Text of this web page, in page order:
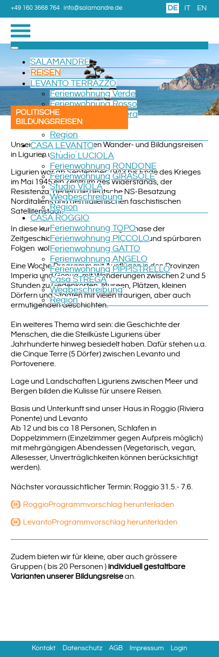
+49 160 3668 764 info@salamandre.de DE IT EN
SALAMANDRE
REISEN
LEVANTO TERRAZZO
Ferienwohnung Verde
Ferienwohnung Rosso
Ferienzimmer Camera
Wegbeschreibung
Region
CASA LEVANTO
Studio LUCIOLA
Ferienwohnung RONDONE
Ferienwohnung GIRASOLE
Studio VIOLA
Wegbeschreibung
Region
CASA ROGGIO
Ferienwohnung TOPO
Ferienwohnung PICCOLO
Ferienwohnung GATTO
Ferienwohnung ANGELO
Ferienwohnung PIPPISTRELLO
Casa STREGA
Wegbeschreibung
Region
POLITISCHE
BILDUNGSREISEN
Unsere antifaschistischen Wander- und Bildungsreisen
in Ligurien und anderswo:
Ligurien war ab September 1943 bis Ende des Krieges
im Mai 1945 ein Zentrum des Widerstands, der
Resistenza, gegen die deutsche NS-Besatzung
Norditaliens und den italienischen faschistischen
Satellitenstaat.
In diese kurze, aber vielschichtige Phase der
Zeitgeschichte und ihre bis heute sicht- und spürbaren
Folgen wollen wir eintauchen.
Eine Woche Programm mit Ausflügen in den Provinzen
Imperia und Genua, mit Wanderungen zwischen 2 und 5
Stunden zu Gedenkorten, Museen, Plätzen, kleinen
Dörfern und Städten mit vielen traurigen, aber auch
ermutigenden Geschichten.
Ein weiteres Thema wird sein: die Geschichte der
Menschen, die die Steilküste Liguriens über
Jahrhunderte hinweg besiedelt haben. Dafür stehen u.a.
die Cinque Terre (5 Dörfer) zwischen Levanto und
Portovenere.
Lage und Landschaften Liguriens zwischen Meer und
Bergen bilden die Kulisse für unsere Reisen.
Basis und Unterkunft sind unser Haus in Roggio (Riviera
Ponente) und Levanto
Ab 12 und bis ca 18 Personen, Schlafen in
Doppelzimmern (Einzelzimmer gegen Aufpreis möglich)
mit mehrgängigen Abendessen (Vegetarisch, vegan,
Allesesser, Unverträglichkeiten können berücksichtigt
werden).
Nächster voraussichtlicher Termin: Roggio 31.5.- 7.6.
RoggioProgrammvorschlag herunterladen
LevantoProgrammvorschlag herunterladen
Zudem bieten wir für kleine, aber auch grössere
Gruppen ( bis 20 Personen ) individuell gestaltbare
Varianten unserer Bildungsreisean.
Kontakt Datenschutz AGB Impressum Login